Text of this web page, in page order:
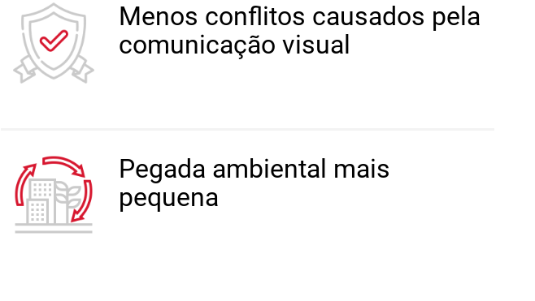
Menos conflitos causados pela
comunicação visual
Pegada ambiental mais
pequena